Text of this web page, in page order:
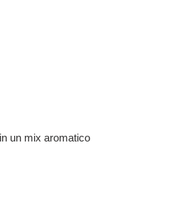
un mix aromatico